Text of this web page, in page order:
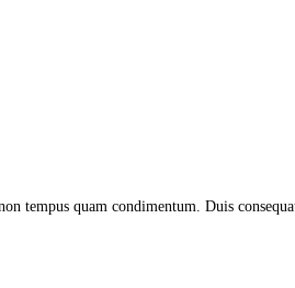
tempus quam condimentum. Duis